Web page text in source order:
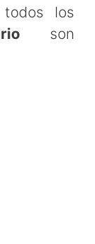
todos los
son